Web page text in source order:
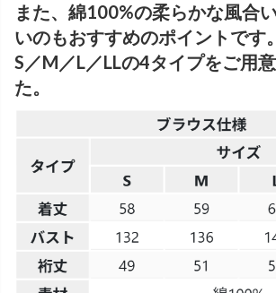
また、綿100%の柔らかな風合
いのもおすすめのポイントです。
S／M／L／LLの4タイプをご用
た。